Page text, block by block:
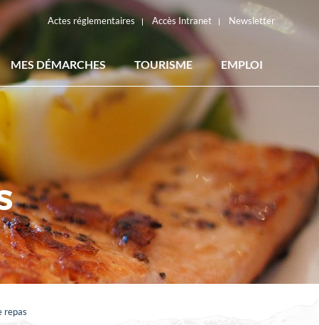
Actes réglementaires Accès Intranet Newsletter
MES DÉMARCHES TOURISME EMPLOI
ACTES RÉGLEMENTAIRES
repas